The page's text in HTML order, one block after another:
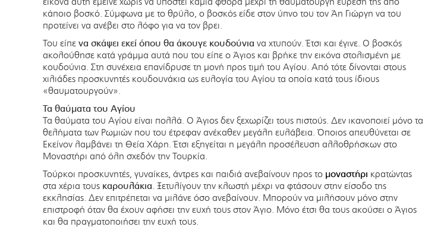
κάποιο βοσκό. Σύμφωνα με το θρύλο, ο βοσκός είδε στον ύπνο του τον Άη Γιώργη να του
προτείνει να ανέβει στο λόφο για να τον βρει.
Του είπε να σκάψει εκεί όπου θα άκουγε κουδούνια να χτυπούν. Έτσι και έγινε. Ο βοσκός
ακολούθησε κατά γράμμα αυτά που του είπε ο Άγιος και βρήκε την εικόνα στολισμένη με
κουδούνια. Στη συνέχεια επανίδρυσε τη μονή προς τιμή του Αγίου. Από τότε δίνονται στους
χιλιάδες προσκυνητές κουδουνάκια ως ευλογία του Αγίου τα οποία κατά τους ίδιους
«θαυματουργούν».
Τα θαύματα του Αγίου
Τα θαύματα του Αγίου είναι πολλά. Ο Άγιος δεν ξεχωρίζει τους πιστούς. Δεν ικανοποιεί μόνο τα
θελήματα των Ρωμιών που του έτρεφαν ανέκαθεν μεγάλη ευλάβεια. Όποιος απευθύνεται σε
Εκείνον λαμβάνει τη Θεία Χάρη. Έτσι εξηγείται η μεγάλη προσέλευση αλλοθρήσκων στο
Μοναστήρι από όλη σχεδόν την Τουρκία.
Τούρκοι προσκυνητές, γυναίκες, άντρες και παιδιά ανεβαίνουν προς το μοναστήρι κρατώντας
στα χέρια τους καρουλάκια. Ξετυλίγουν την κλωστή μέχρι να φτάσουν στην είσοδο της
εκκλησίας. Δεν επιτρέπεται να μιλάνε όσο ανεβαίνουν. Μπορούν να μιλήσουν μόνο στην
επιστροφή όταν θα έχουν αφήσει την ευχή τους στον Άγιο. Μόνο έτσι θα τους ακούσει ο Άγιος
και θα πραγματοποιήσει την ευχή τους.